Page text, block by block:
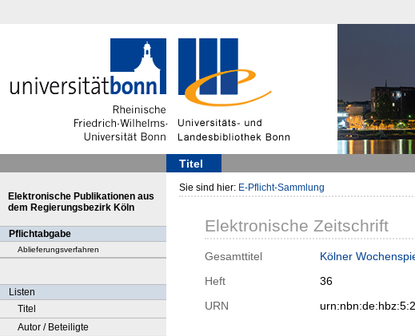
Titel
Elektronische Publikationen aus
dem Regierungsbezirk Köln
Pflichtabgabe
Ablieferungsverfahren
Listen
Titel
Autor / Beteiligte
Sie sind hier: E-Pflicht-Sammlung
Elektronische Zeitschrift
Gesamttitel
Kölner
Heft
36
URN